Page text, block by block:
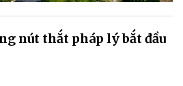
nút thắt pháp lý bắt đầu